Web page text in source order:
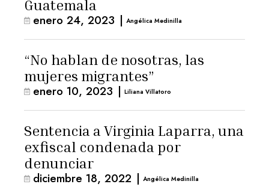
Guatemala
enero 24, 2023 | Angélica Medinilla
“No hablan de nosotras, las
mujeres migrantes”
enero 10, 2023 | Liliana Villatoro
Sentencia a Virginia Laparra, una
exfiscal condenada por
denunciar
diciembre 18, 2022 | Angélica Medinilla